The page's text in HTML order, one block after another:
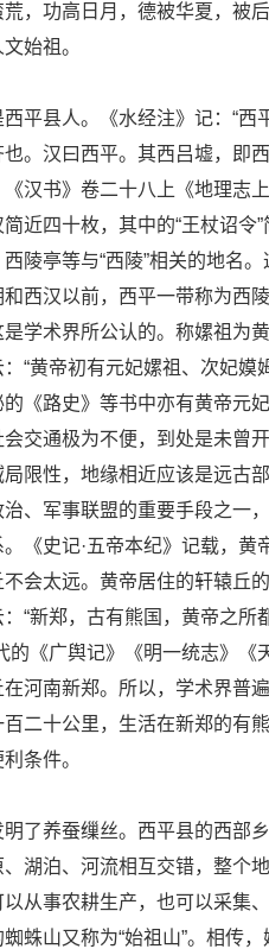
，功高日月，德被华夏，被
始祖。
平县人。《水经注》记：“西
。汉曰西平。其西吕墟，即
汉书》卷二十八上《地理志
近四十枚，其中的“王杖诏令
陵亭等与“西陵”相关的地名
和西汉以前，西平一带称为西
是学术界所公认的。称嫘祖为
“黄帝初有元妃嫘祖、次妃
《路史》等书中亦有黄帝元
会交通极为不便，到处是未曾
限性，地缘相近应该是远古
、军事联盟的重要手段之一
《史记·五帝本纪》记载，
会太远。黄帝居住的轩辕丘
：“新郑，古有熊国，黄帝之
的《广舆记》《明一统志》《
河南新郑。所以，学术界普
二十公里，生活在新郑的有
条件。
明了养蚕缫丝。西平县的西部
湖泊、河流相互交错，整个
从事农耕生产，也可以采集
蛛山又称为“始祖山”。相传